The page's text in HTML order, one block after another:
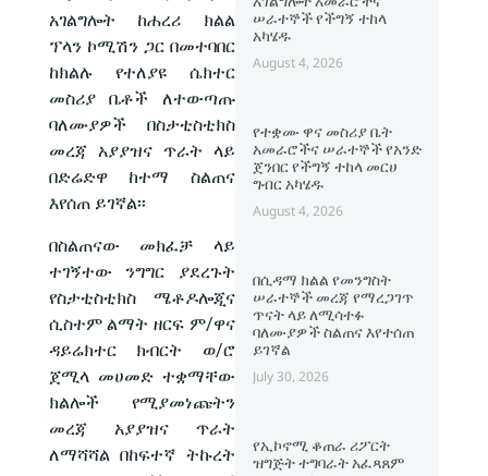
አገልግሎት ከሐረሪ ክልል
ፕላን ኮሚሽን ጋር በመተባበር
ከክልሉ የተለያዩ ሴክተር
መስሪያ ቤቶች ለተውጣጡ
ባለሙያዎች በስታቲስቲክስ
መረጃ አያያዝና ጥራት ላይ
በድሬድዋ ከተማ ስልጠና
እየሰጠ ይገኛል፡፡
በስልጠናው መክፈቻ ላይ
ተገኝተው ንግግር ያደረጉት
የስታቲስቲክስ ሜቶዶሎጂና
ሲስተም ልማት ዘርፍ ም/ዋና
ዳይሬክተር ክብርት ወ/ሮ
ጀሚላ መሀመድ ተቋማቸው
ክልሎች የሚያመነጩትን
መረጃ አያያዝና ጥራት
ለማሻሻል በከፍተኛ ትኩረት
ሠራተኞች የችግኝ ተከላ
አካሄዱ
August 4, 2026
የተቋሙ ዋና መስሪያ ቤት
አመራሮችና ሠራተኞች የአንድ
ጀንበር የችግኝ ተከላ መርሀ
ግብር አካሄዱ
August 4, 2026
በሲዳማ ክልል የመንግስት
ሠራተኞች መረጃ የማረጋገጥ
ጥናት ላይ ለሚሳተፉ
ባለሙያዎች ስልጠና እየተሰጠ
ይገኛል
July 30, 2026
የኢኮኖሚ ቆጠራ ሪፖርት
ዝግጅት ተግባራት አፈጻጸም